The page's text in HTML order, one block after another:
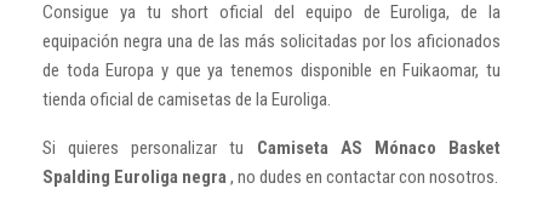
Consigue ya tu short oficial del equipo de Euroliga, de la
equipación negra una de las más solicitadas por los aficionados
de toda Europa y que ya tenemos disponible en Fuikaomar, tu
tienda oficial de camisetas de la Euroliga.
Si quieres personalizar tu Camiseta AS Mónaco Basket
Spalding Euroliga negra, no dudes en contactar con nosotros.